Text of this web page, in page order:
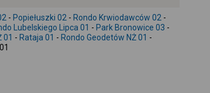
- Popiełuszki 02 - Rondo Krwiodawców 02 -
Lubelskiego Lipca 01 - Park Bronowice 03 -
01 - Rataja 01 - Rondo Geodetów NŻ 01 -